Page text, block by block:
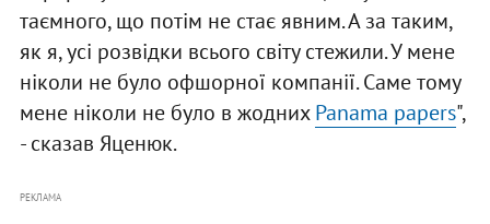
таємного, що потім не стає явним. А за таким,
як я, усі розвідки всього світу стежили. У мене
ніколи не було офшорної компанії. Саме тому
мене ніколи не було в жоднихPanama papers",
- сказав Яценюк.
РЕКЛАМА